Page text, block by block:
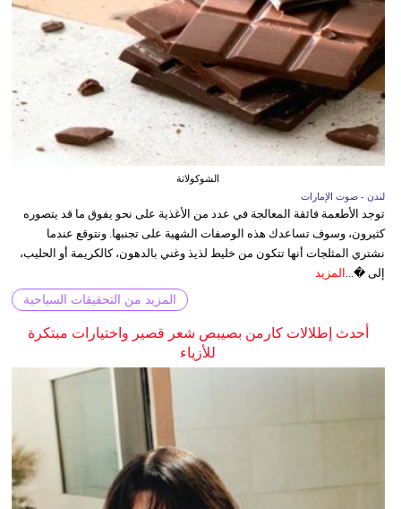
الشوكولاتة
لندن - صوت الإمارات
توجد الأطعمة فائقة المعالجة في عدد من الأغذية على نحو يفوق ما قد يتصوره
كثيرون، وسوف تساعدك هذه الوصفات الشهية على تجنبها. ونتوقع عندما
نشتري المثلجات أنها تتكون من خليط لذيذ وغني بالدهون، كالكريمة أو الحليب،
إلى �... المزيد
المزيد من التحقيقات السياحية
أحدث إطلالات كارمن بصيبص شعر قصير واختيارات مبتكرة
للأزياء